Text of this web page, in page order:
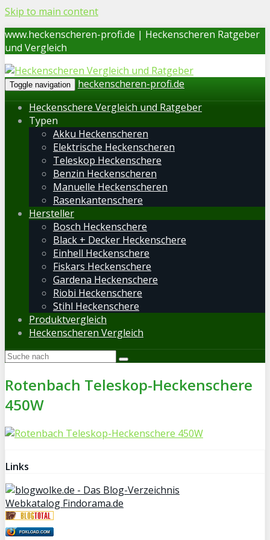
Skip to main content
www.heckenscheren-profi.de | Heckenscheren Ratgeber
und Vergleich
Toggle navigation
heckenscheren-profi.de
Heckenschere Vergleich und Ratgeber
Typen
Akku Heckenscheren
Elektrische Heckenscheren
Teleskop Heckenschere
Benzin Heckenscheren
Manuelle Heckenscheren
Rasenkantenschere
Hersteller
Bosch Heckenschere
Black + Decker Heckenschere
Einhell Heckenschere
Fiskars Heckenschere
Gardena Heckenschere
Riobi Heckenschere
Stihl Heckenschere
Produktvergleich
Heckenscheren Vergleich
Rotenbach Teleskop-Heckenschere
450W
Links
Webkatalog Findorama.de
FOXLOAD.COM